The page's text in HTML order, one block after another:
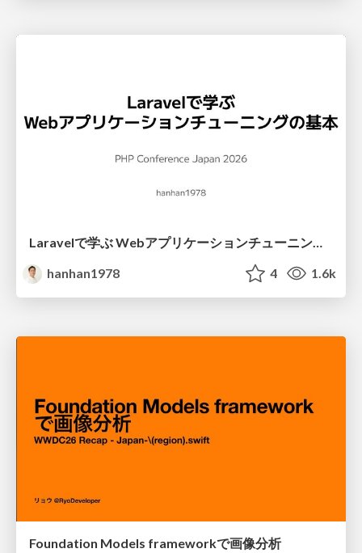
Laravelで学ぶ Webアプリケーションチューニング入門/web_application_tuning_101
hanhan1978
4 1.6k
Foundation Models frameworkで画像分析